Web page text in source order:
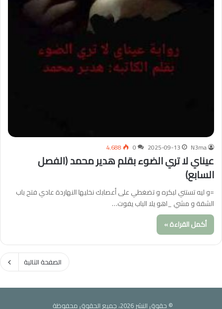
N3ma
2025-09-13
0 4٬688
عيناي لا تري الضوء بقلم هدير محمد (الفصل
السابع)
=و ليه تستني لبكره و تضغطي على أعصابك نخليها النهاردة عادي فتح باب
الشقة و مشي _اهو يلا الباب يفوت…
أكمل القراءة »
الصفحة التالية
© حقوق النشر 2026، جميع الحقوق محفوظة